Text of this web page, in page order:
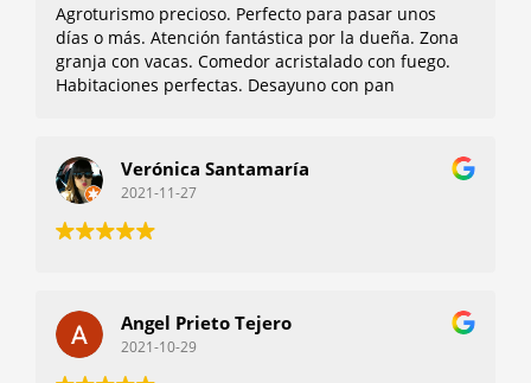
Agroturismo precioso. Perfecto para pasar unos
días o más. Atención fantástica por la dueña. Zona
granja con vacas. Comedor acristalado con fuego.
Habitaciones perfectas. Desayuno con pan
Verónica Santamaría
2021-11-27
Angel Prieto Tejero
2021-10-29